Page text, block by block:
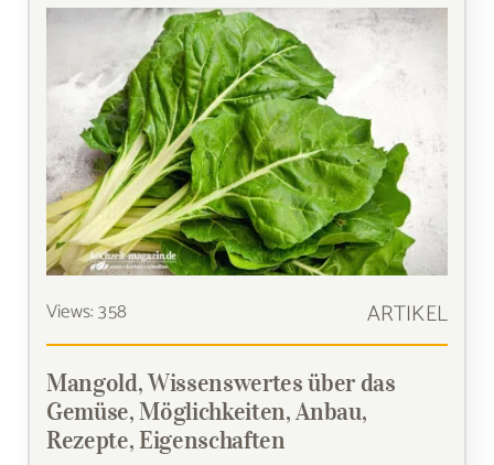
Views: 358 ARTIKEL
Mangold, Wissenswertes über das
Gemüse, Möglichkeiten, Anbau,
Rezepte, Eigenschaften